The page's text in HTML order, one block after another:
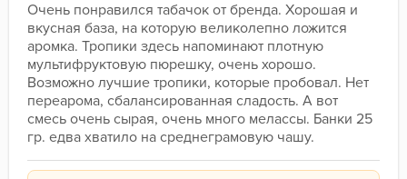
Очень понравился табачок от бренда. Хорошая и
вкусная база, на которую великолепно ложится
аромка. Тропики здесь напоминают плотную
мультифруктовую пюрешку, очень хорошо.
Возможно лучшие тропики, которые пробовал. Нет
переарома, сбалансированная сладость. А вот
смесь очень сырая, очень много мелассы. Банки 25
гр. едва хватило на среднеграмовую чашу.